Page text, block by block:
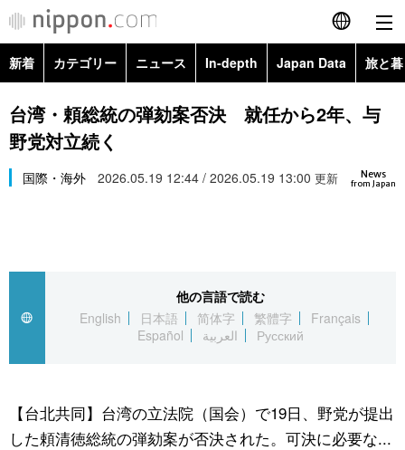
English
简体字
Русский
カテゴリー
経済・ビジネス
国際
文化
トップ
アーカイブ
In-depth
Japan Data
動画/Live
新着 カテゴリー ニュース In-depth Japan Data 旅と
政治・外交
経済・ビジネス
スポーツ・東京2020
Topics
台湾・頼総統の弾劾案否決 就任から2年、与
野党対立続く
News
from Japan
国際・海外 2026.05.19 12:44 / 2026.05.19 13:00 更新
他の言語で読む
English
日本語 简体字 繁體字
Français
Español
العربية Русский
【台北共同】台湾の立法院（国会）で19日、野党が提出
した頼清徳総統の弾劾案が否決された。可決に必要な...